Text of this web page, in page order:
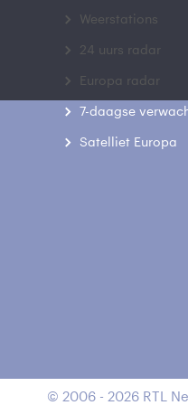
Weerstations
24 uurs radar
Europa radar
7-daagse
Satelliet Europa
© 2006 - 2026 RTL